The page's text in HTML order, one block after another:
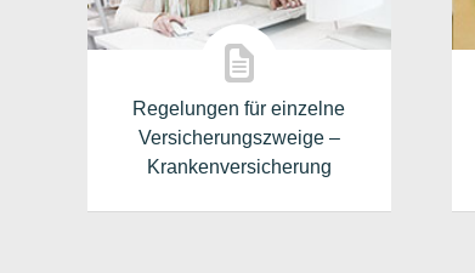
Regelungen für einzelne
Versicherungszweige –
Krankenversicherung